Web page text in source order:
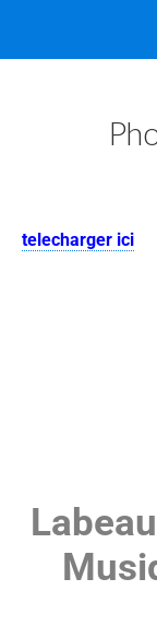
telecharger ici